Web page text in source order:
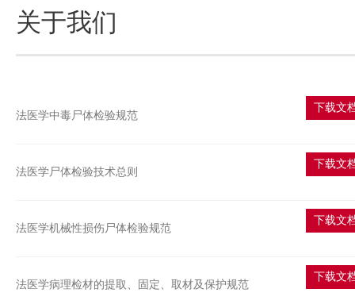
关于我们
法医学中毒尸体检验规范
下载文
法医学尸体检验技术总则
下载文
法医学机械性损伤尸体检验规范
下载文
法医学病理检材的提取、固定、取材及保护规范
下载文